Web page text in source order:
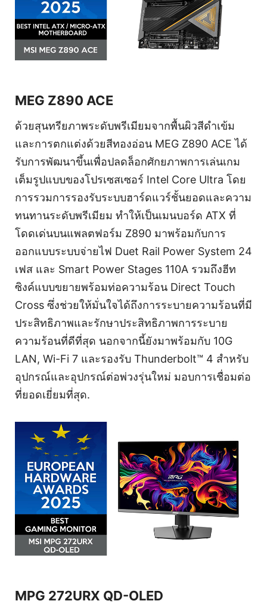
MEG Z890 ACE
ด้วยสุนทรียภาพระดับพรีเมียมจากพื้นผิวสีดำเข้ม
และการตกแต่งด้วยสีทองอ่อน MEG Z890 ACE ได้
รับการพัฒนาขึ้นเพื่อปลดล็อกศักยภาพการเล่นเกม
เต็มรูปแบบของโปรเซสเซอร์ Intel Core Ultra โดย
การรวมการรองรับระบบฮาร์ดแวร์ชั้นยอดและความ
ทนทานระดับพรีเมียม ทำให้เป็นเมนบอร์ด ATX ที่
โดดเด่นบนแพลตฟอร์ม Z890 มาพร้อมกับการ
ออกแบบระบบจ่ายไฟ Duet Rail Power System 24
เฟส และ Smart Power Stages 110A รวมถึงฮีท
ซิงค์แบบขยายพร้อมท่อความร้อน Direct Touch
Cross ซึ่งช่วยให้มั่นใจได้ถึงการระบายความร้อนที่มี
ประสิทธิภาพและรักษาประสิทธิภาพการระบาย
ความร้อนที่ดีที่สุด นอกจากนี้ยังมาพร้อมกับ 10G
LAN, Wi-Fi 7 และรองรับ Thunderbolt™ 4 สำหรับ
อุปกรณ์และอุปกรณ์ต่อพ่วงรุ่นใหม่ มอบการเชื่อมต่อ
ที่ยอดเยี่ยมที่สุด.
MPG 272URX QD-OLED